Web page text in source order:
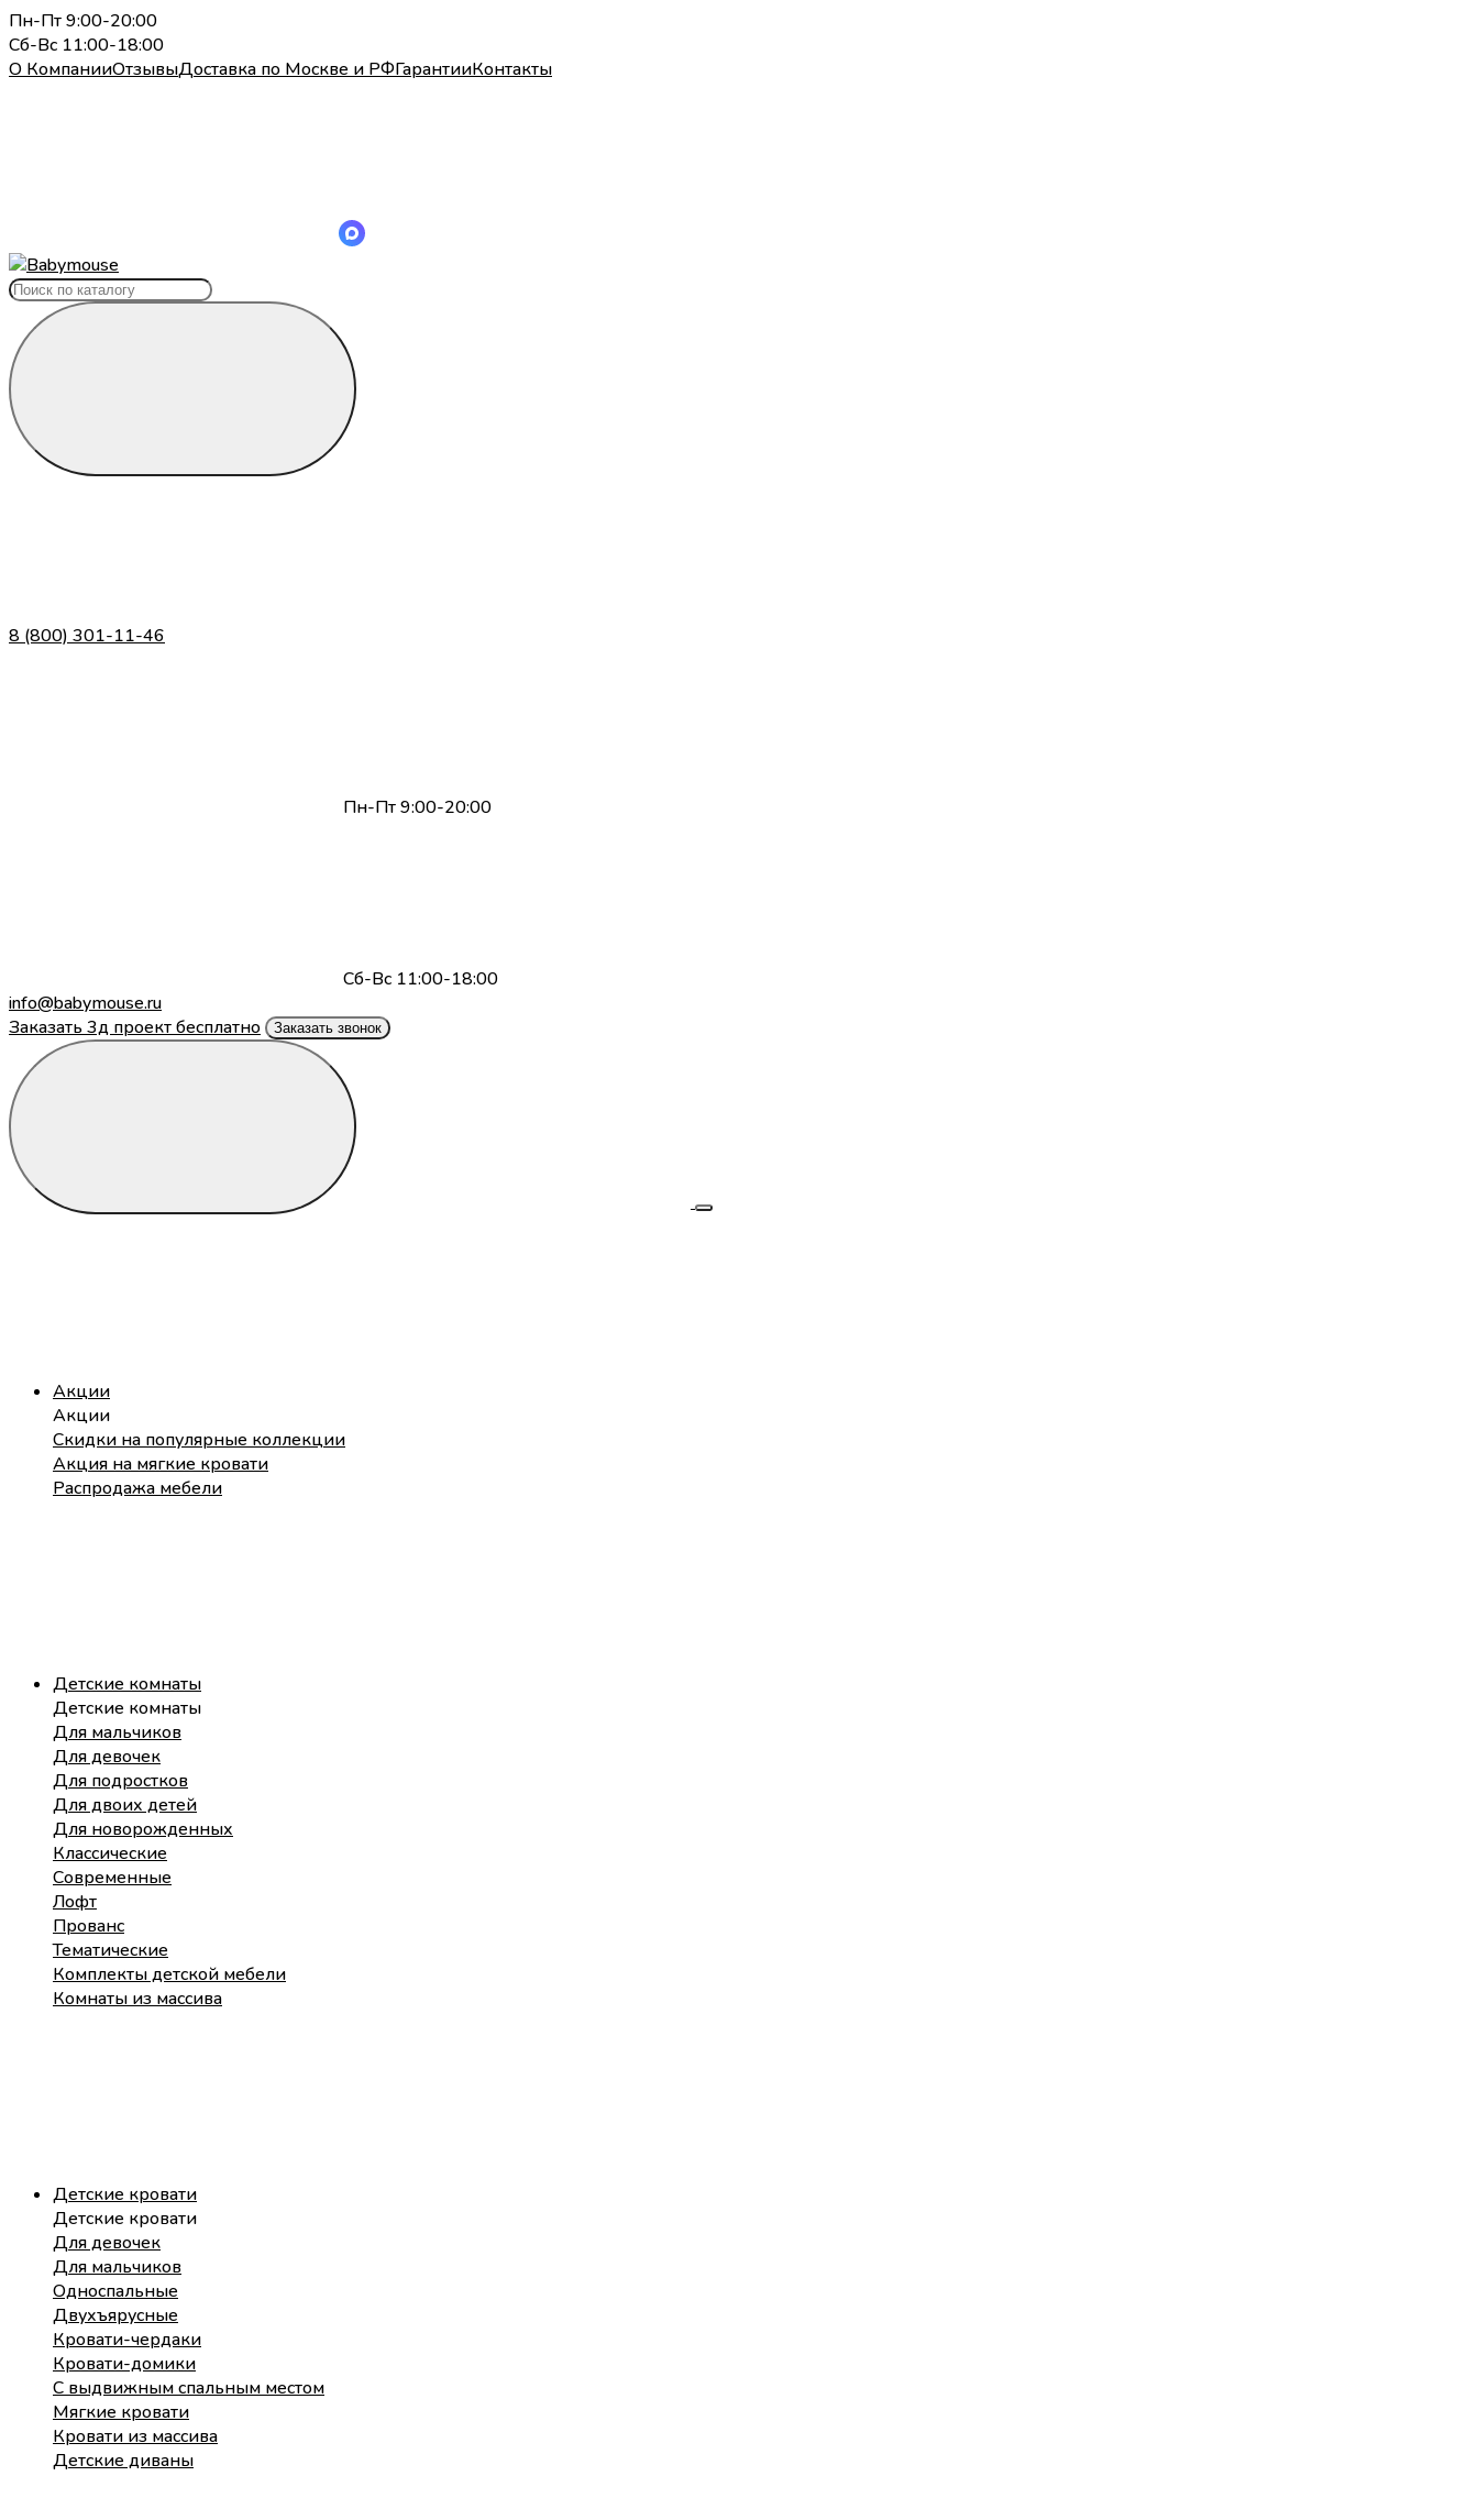
Пн-Пт 9:00-20:00
Сб-Вс 11:00-18:00
О КомпанииОтзывыДоставка по Москве и РФГарантииКонтакты
8 (800) 301-11-46
Пн-Пт 9:00-20:00
Сб-Вс 11:00-18:00
info@babymouse.ru
Заказать 3д проект бесплатно
Заказать звонок
Акции
Акции
Скидки на популярные коллекции
Акция на мягкие кровати
Распродажа мебели
Детские комнаты
Детские комнаты
Для мальчиков
Для девочек
Для подростков
Для двоих детей
Для новорожденных
Классические
Современные
Лофт
Прованс
Тематические
Комплекты детской мебели
Комнаты из массива
Детские кровати
Детские кровати
Для девочек
Для мальчиков
Односпальные
Двухъярусные
Кровати-чердаки
Кровати-домики
С выдвижным спальным местом
Мягкие кровати
Кровати из массива
Детские диваны